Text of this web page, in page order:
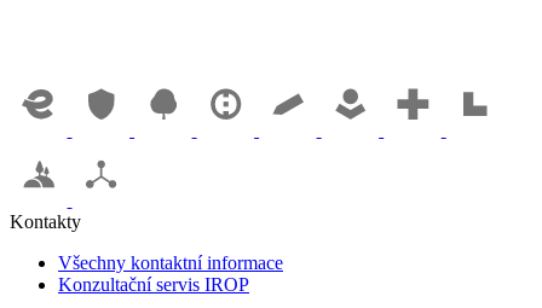
Kontakty
Všechny kontaktní informace
Konzultační servis IROP